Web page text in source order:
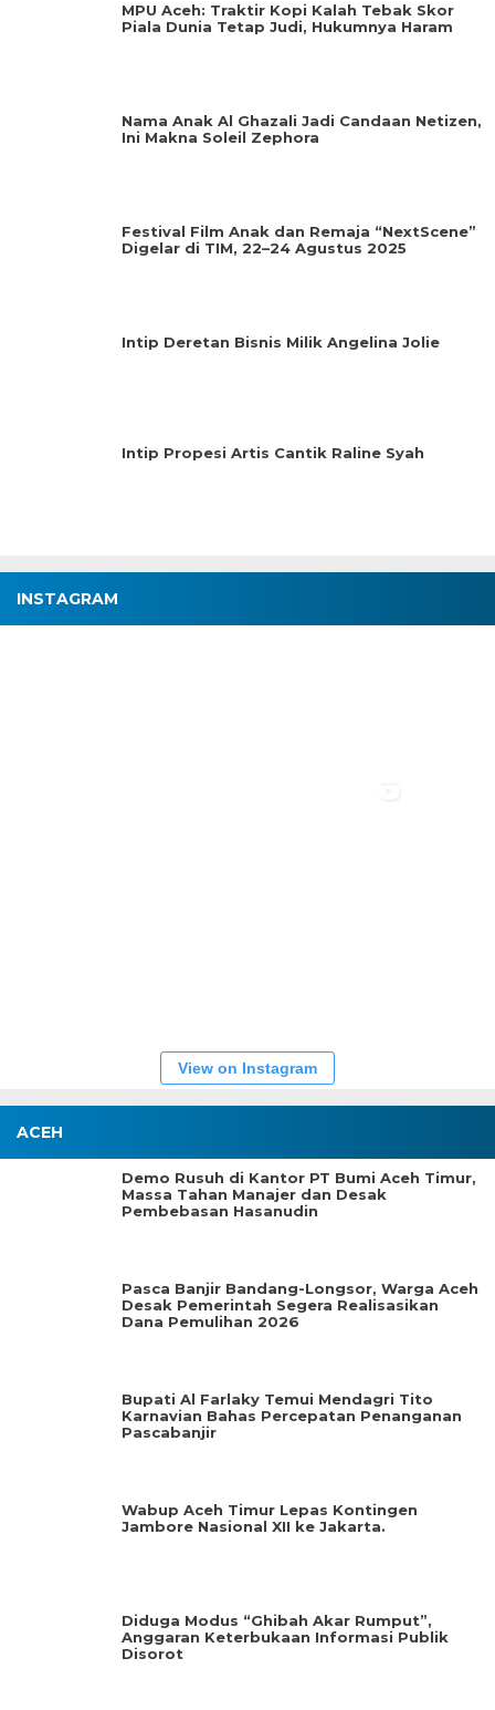
MPU Aceh: Traktir Kopi Kalah Tebak Skor
Piala Dunia Tetap Judi, Hukumnya Haram
Nama Anak Al Ghazali Jadi Candaan Netizen,
Ini Makna Soleil Zephora
Festival Film Anak dan Remaja “NextScene”
Digelar di TIM, 22–24 Agustus 2025
Intip Deretan Bisnis Milik Angelina Jolie
Intip Propesi Artis Cantik Raline Syah
INSTAGRAM
View on Instagram
ACEH
Demo Rusuh di Kantor PT Bumi Aceh Timur,
Massa Tahan Manajer dan Desak
Pembebasan Hasanudin
Pasca Banjir Bandang-Longsor, Warga Aceh
Desak Pemerintah Segera Realisasikan
Dana Pemulihan 2026
Bupati Al Farlaky Temui Mendagri Tito
Karnavian Bahas Percepatan Penanganan
Pascabanjir
Wabup Aceh Timur Lepas Kontingen
Jambore Nasional XII ke Jakarta.
Diduga Modus “Ghibah Akar Rumput”,
Anggaran Keterbukaan Informasi Publik
Disorot